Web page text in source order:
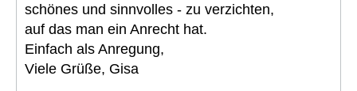
schönes und sinnvolles - zu verzichten,
auf das man ein Anrecht hat.
Einfach als Anregung,
Viele Grüße, Gisa